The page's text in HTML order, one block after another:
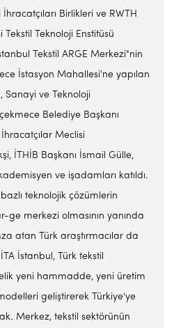
Birlikleri ve RWTH
Teknoloji Enstitüsü
Tekstil ARGE Merkezi"nin
İstasyon Mahallesi'ne yapılan
Sanayi ve Teknoloji
Belediye Başkanı
Meclisi
İTHİB Başkanı İsmail Gülle,
ve işadamları katıldı.
teknolojik çözümlerin
ge merkezi olmasının yanında
atan Türk araştırmacılar da
İstanbul, Türk tekstil
yeni hammadde, yeni üretim
geliştirerek Türkiye'ye
Merkez, tekstil sektörünün